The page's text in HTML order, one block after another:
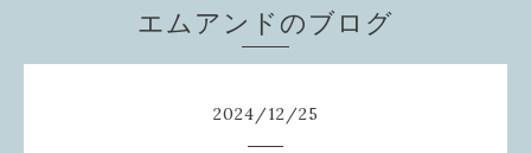
エムアンドのブログ
2024 /12 /25